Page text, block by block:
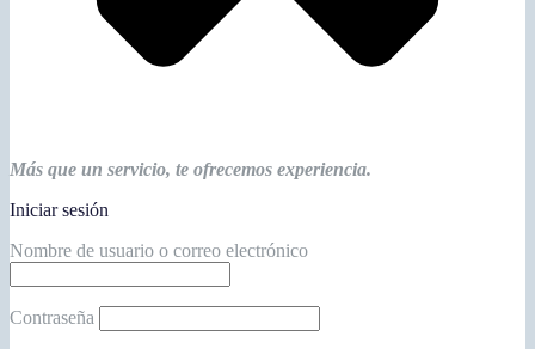
Más que un servicio, te ofrecemos experiencia.
Iniciar sesión
Nombre de usuario o correo electrónico
Contraseña